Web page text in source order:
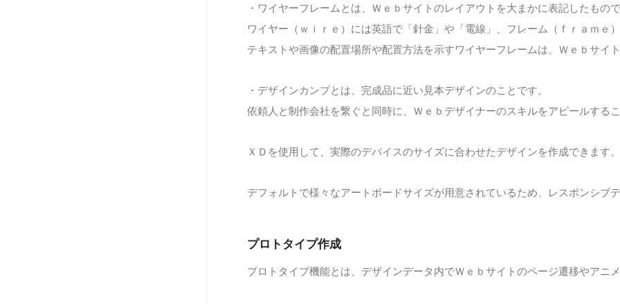
・ワイヤーフレームとは、Ｗｅｂサイトのレイアウトを大まかに表記したもので
ワイヤー（ｗｉｒｅ）には英語で「針金」や「電線」、フレーム（ｆｒａｍｅ
テキストや画像の配置場所や配置方法を示すワイヤーフレームは、Ｗｅｂサイ
・デザインカンプとは、完成品に近い見本デザインのことです。
依頼人と制作会社を繋ぐと同時に、Ｗｅｂデザイナーのスキルをアピールする
ＸＤを使用して、実際のデバイスのサイズに合わせたデザインを作成できます。
デフォルトで様々なアートボードサイズが用意されているため、レスポンシブ
プロトタイプ作成
プロトタイプ機能とは、デザインデータ内でＷｅｂサイトのページ遷移やアニ